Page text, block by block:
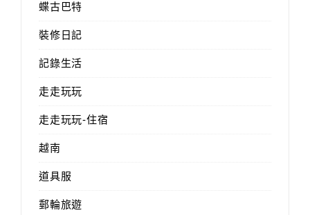
蝶古巴特
裝修日記
記錄生活
走走玩玩
走走玩玩-住宿
越南
道具服
郵輪旅遊